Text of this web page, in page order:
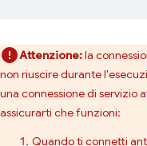
Attenzione:la
non riuscire durante
una connessione di servizio
assicurarti che funzioni:
Quando ti connetti